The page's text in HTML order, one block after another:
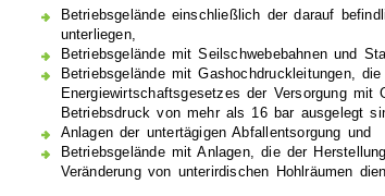
Betriebsgelände einschließlich der darauf
unterliegen,
Betriebsgelände mit Seilschwebebahnen und
Betriebsgelände mit Gashochdruckleitungen,
Energiewirtschaftsgesetzes der Versorgung
Betriebsdruck von mehr als 16 bar ausgelegt
Anlagen der untertägigen Abfallentsorgung und
Betriebsgelände mit Anlagen, die der
Veränderung von unterirdischen Hohlräumen